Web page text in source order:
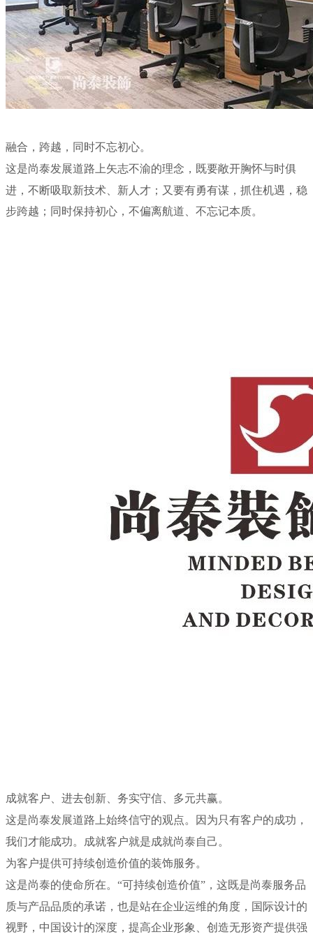
融合，跨越，同时不忘初心。
这是尚泰发展道路上矢志不渝的理念，既要敞开胸怀与时俱
进，不断吸取新技术、新人才；又要有勇有谋，抓住机遇，稳
步跨越；同时保持初心，不偏离航道、不忘记本质。
成就客户、进去创新、务实守信、多元共赢。
这是尚泰发展道路上始终信守的观点。因为只有客户的成功，
我们才能成功。成就客户就是成就尚泰自己。
为客户提供可持续创造价值的装饰服务。
这是尚泰的使命所在。“可持续创造价值”，这既是尚泰服务品
质与产品品质的承诺，也是站在企业运维的角度，国际设计的
视野，中国设计的深度，提高企业形象、创造无形资产提供强